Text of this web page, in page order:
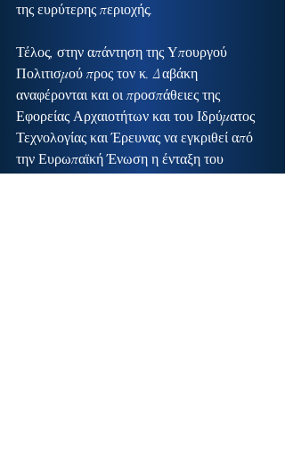
της ευρύτερης περιοχής.
Τέλος, στην απάντηση της Υπουργού
Πολιτισμού προς τον κ. Δαβάκη
αναφέρονται και οι προσπάθειες της
Εφορείας Αρχαιοτήτων και του Ιδρύματος
Τεχνολογίας και Έρευνας να εγκριθεί από
την Ευρωπαϊκή Ένωση η ένταξη του